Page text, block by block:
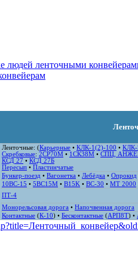
людей ленточными
Ленточные: (Карьерные • КЛК-1(2)-100 • КЛК-
Скребковые: 2СР70М • 1СК38М • СПЦ,
КСД 27 • КСД 27Б
Пересып • Пластинчатые
Бункер-поезд • Вагонетка • Лебёдка • Опрокид
10ВС-15 • 5ВС15М • B15K • ВС-30 • MT 2000
ПТ-4
Монорельсовая дорога • Напочвенная дорога
Контактные (К-10) • Бесконтактные (АРП8Т) •